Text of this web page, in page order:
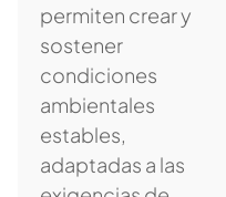
permiten crear y
sostener
condiciones
ambientales
estables,
adaptadas a las